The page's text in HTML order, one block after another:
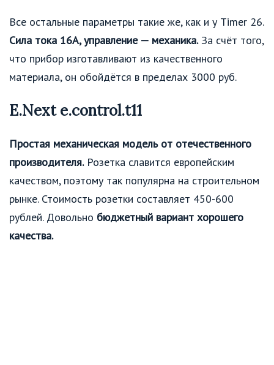
Все остальные параметры такие же, как и у Timer 26.
Сила тока 16А, управление — механика.За счёт того,
что прибор изготавливают из качественного
материала, он обойдётся в пределах 3000 руб.
E.Next e.control.t11
Простая механическая модель от отечественного
производителя.Розетка славится европейским
качеством, поэтому так популярна на строительном
рынке. Стоимость розетки составляет 450-600
рублей. Довольно бюджетный вариант хорошего
качества.